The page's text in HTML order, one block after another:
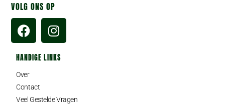
VOLG ONS OP
HANDIGE LINKS
Over
Contact
Veel Gestelde Vragen